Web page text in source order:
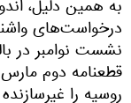
درخواست‌های
نشست نوامبر در
قطعنامه دوم مارس